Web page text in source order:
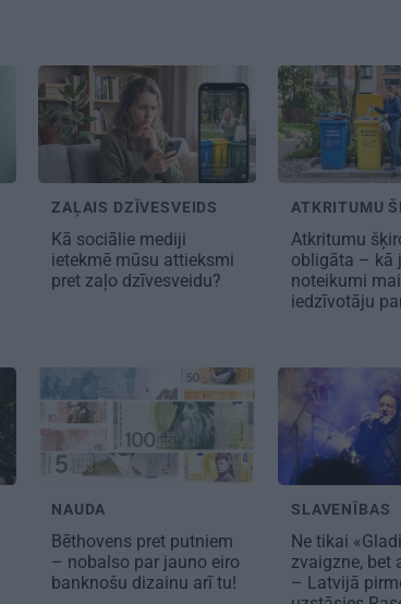
ZAĻAIS DZĪVESVEIDS
Kā sociālie mediji
ietekmē mūsu attieksmi
pret zaļo dzīvesveidu?
ATKRITUMU
Atkritumu
obligāta – kā
noteikumi
iedzīvotāju
NAUDA
Bēthovens pret putniem
– nobalso par jauno eiro
banknošu dizainu arī tu!
SLAVENĪBAS
Ne tikai
zvaigzne, bet
– Latvijā